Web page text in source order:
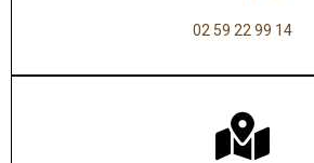
02 59 22 99 14